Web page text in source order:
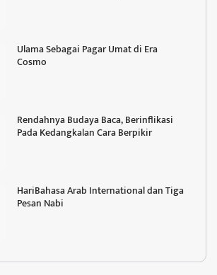
Ulama Sebagai Pagar Umat di Era
Cosmo
Rendahnya Budaya Baca, Berinflikasi
Pada Kedangkalan Cara Berpikir
HariBahasa Arab International dan Tiga
Pesan Nabi